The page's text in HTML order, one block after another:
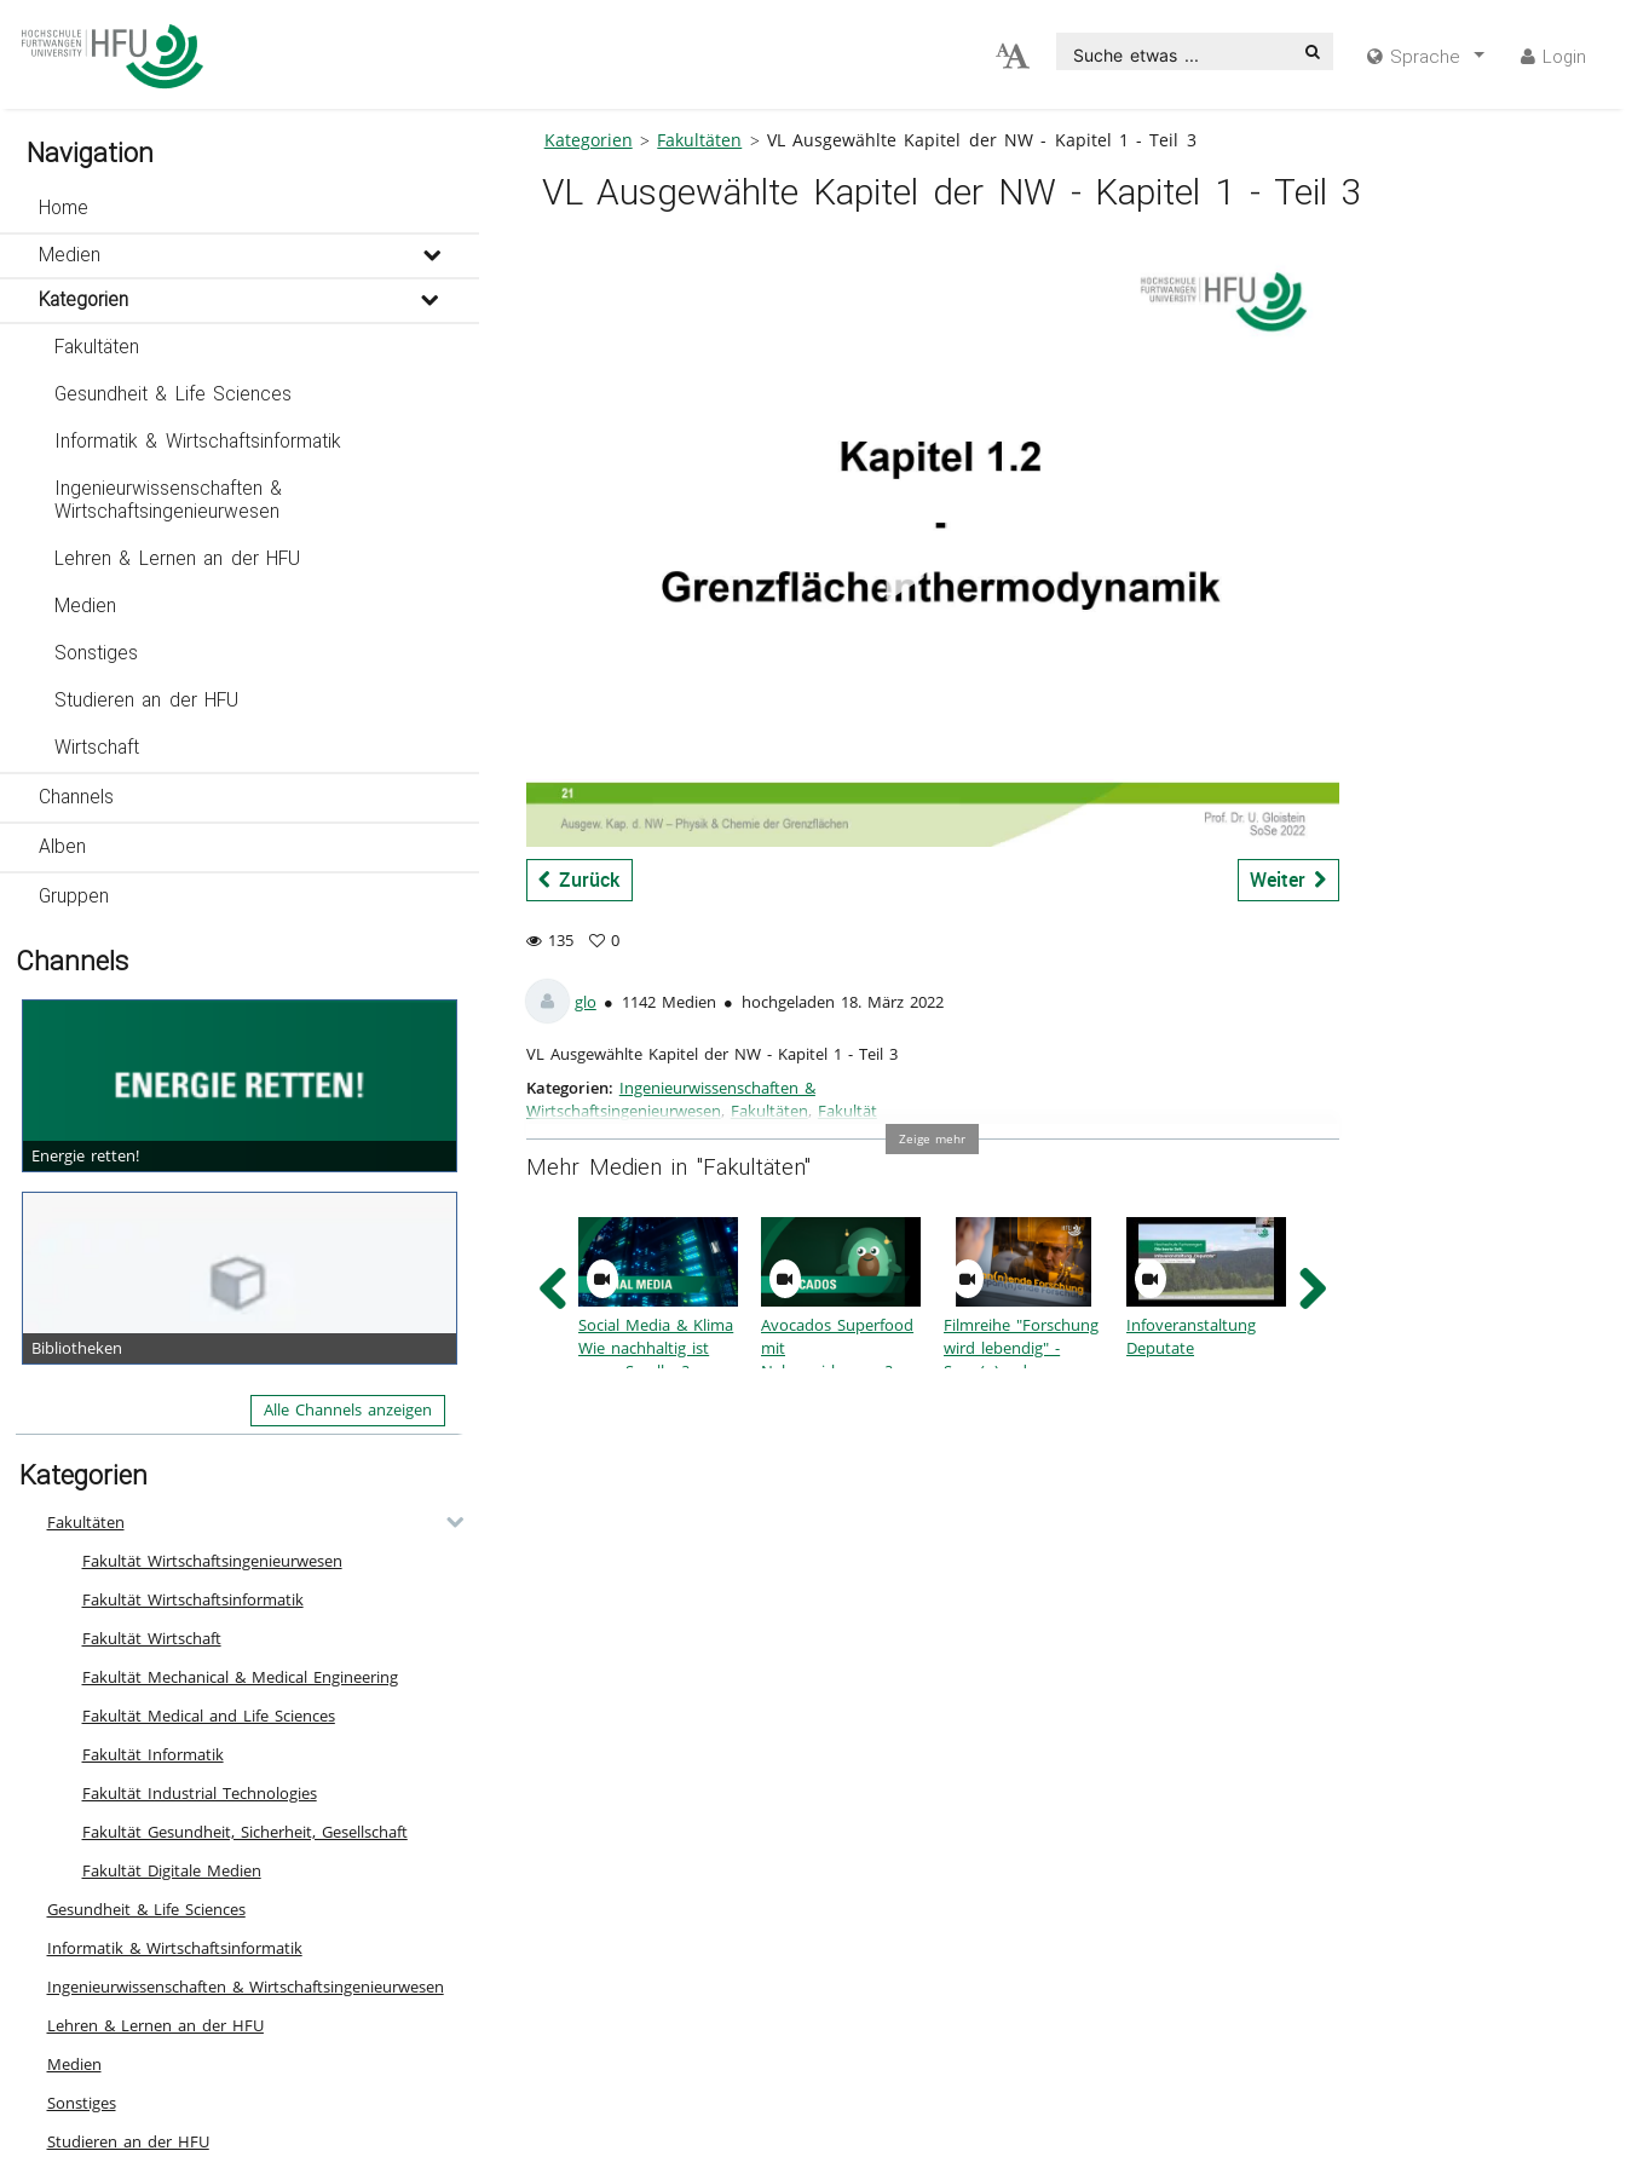
Suche etwas ... Sprache Login
Navigation
Home
Medien
Kategorien
Fakultäten
Gesundheit & Life Sciences
Informatik & Wirtschaftsinformatik
Ingenieurwissenschaften &
Wirtschaftsingenieurwesen
Lehren & Lernen an der HFU
Medien
Sonstiges
Studieren an der HFU
Wirtschaft
Channels
Alben
Gruppen
Channels
Energie retten!
Bibliotheken
Alle Channels anzeigen
Kategorien
Fakultäten
Fakultät Wirtschaftsingenieurwesen
Fakultät Wirtschaftsinformatik
Fakultät Wirtschaft
Fakultät Mechanical & Medical Engineering
Fakultät Medical and Life Sciences
Fakultät Informatik
Fakultät Industrial Technologies
Fakultät Gesundheit, Sicherheit, Gesellschaft
Fakultät Digitale Medien
Gesundheit & Life Sciences
Informatik & Wirtschaftsinformatik
Ingenieurwissenschaften & Wirtschaftsingenieurwesen
Lehren & Lernen an der HFU
Medien
Sonstiges
Studieren an der HFU
Kategorien Fakultäten VL Ausgewählte Kapitel der NW - Kapitel 1 - Teil 3
VL Ausgewählte Kapitel der NW - Kapitel 1 - Teil 3
Video
Zurück Weiter
135
views
0
favorites
glo 1142 Medien hochgeladen 18. März 2022
VL Ausgewählte Kapitel der NW - Kapitel 1 - Teil 3
Kategorien: Ingenieurwissenschaften &
Wirtschaftsingenieurwesen, Fakultäten, Fakultät
Industrial Technologies
Zeige mehr
Mehr Medien in "Fakultäten"
Social Media & Klima
Wie nachhaltig ist
unser Scrollen?
Avocados Superfood
mit
Nebenwirkungen?
Filmreihe "Forschung
wird lebendig" -
Span(n)ende
Infoveranstaltung
Deputate